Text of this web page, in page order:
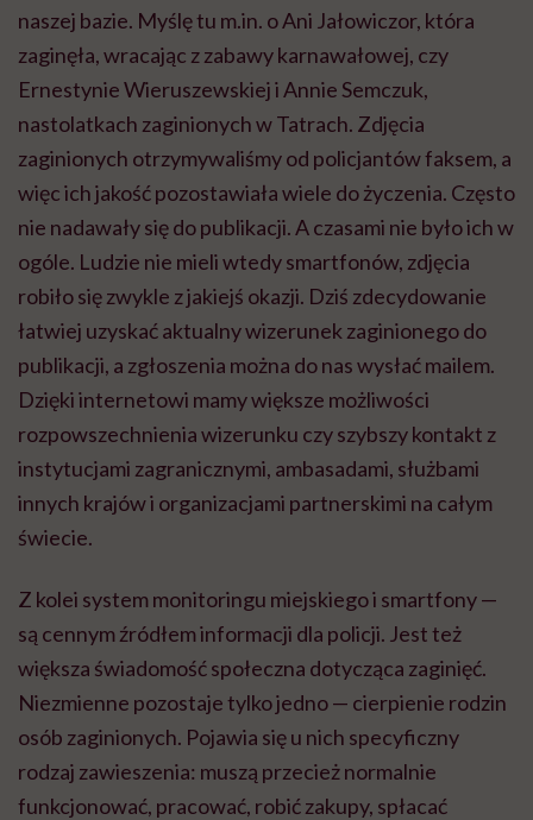
naszej bazie. Myślę tu m.in. o Ani Jałowiczor, która
zaginęła, wracając z zabawy karnawałowej, czy
Ernestynie Wieruszewskiej i Annie Semczuk,
nastolatkach zaginionych w Tatrach. Zdjęcia
zaginionych otrzymywaliśmy od policjantów faksem, a
więc ich jakość pozostawiała wiele do życzenia. Często
nie nadawały się do publikacji. A czasami nie było ich w
ogóle. Ludzie nie mieli wtedy smartfonów, zdjęcia
robiło się zwykle z jakiejś okazji. Dziś zdecydowanie
łatwiej uzyskać aktualny wizerunek zaginionego do
publikacji, a zgłoszenia można do nas wysłać mailem.
Dzięki internetowi mamy większe możliwości
rozpowszechnienia wizerunku czy szybszy kontakt z
instytucjami zagranicznymi, ambasadami, służbami
innych krajów i organizacjami partnerskimi na całym
świecie.
Z kolei system monitoringu miejskiego i smartfony —
są cennym źródłem informacji dla policji. Jest też
większa świadomość społeczna dotycząca zaginięć.
Niezmienne pozostaje tylko jedno — cierpienie rodzin
osób zaginionych. Pojawia się u nich specyficzny
rodzaj zawieszenia: muszą przecież normalnie
funkcjonować, pracować, robić zakupy, spłacać